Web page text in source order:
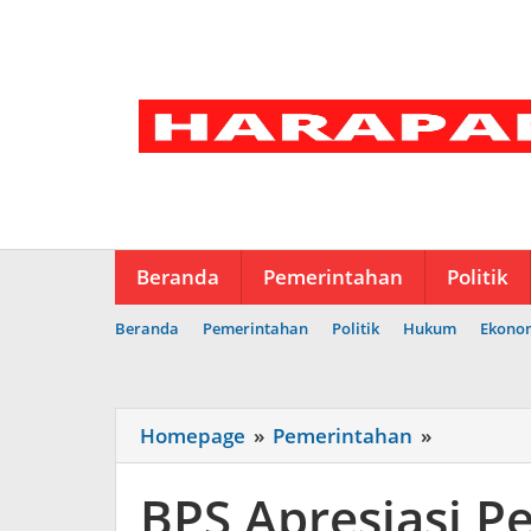
Beranda Pemerintahan Politik
Beranda Pemerintahan Politik Hukum
Homepage » Pemerintahan »
Apresiasi
Penurunan
BPS Apresiasi